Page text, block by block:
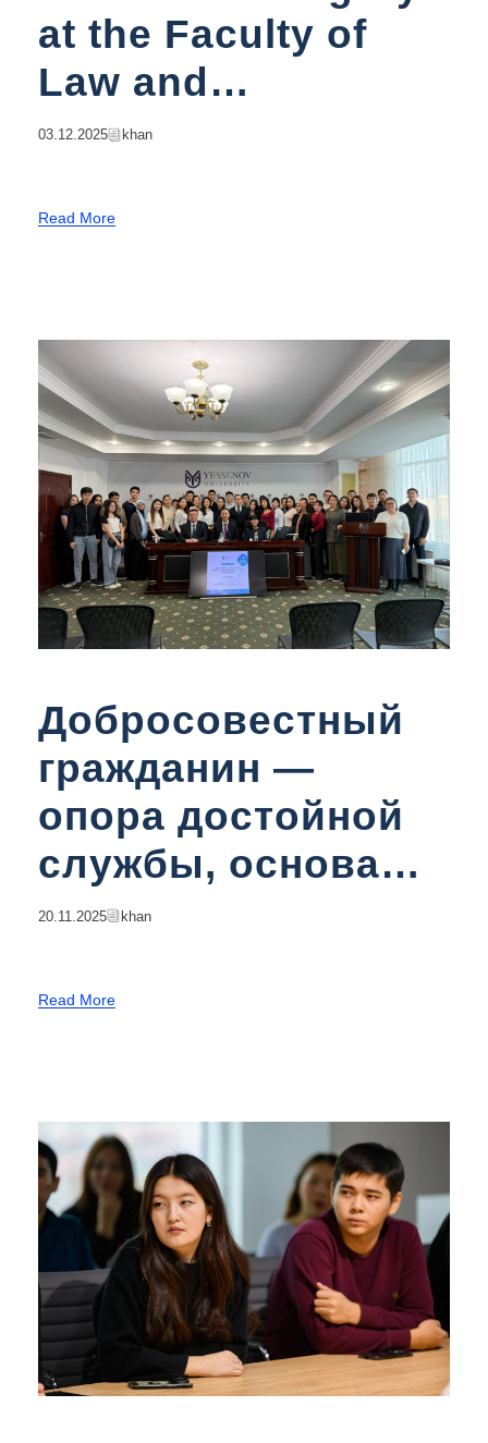
at the Faculty of
Law and
International
03.12.2025 Khan
Read More
Добросовестный
гражданин —
опора достойной
службы, основа
системы
службы
20.11.2025 Khan
Read More